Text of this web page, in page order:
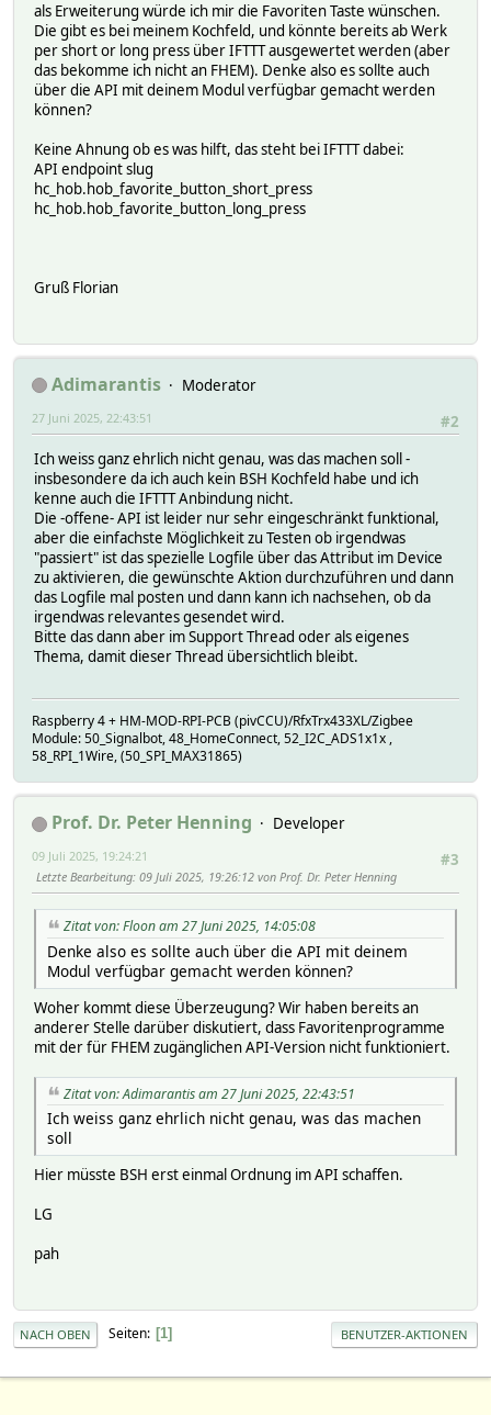
als Erweiterung würde ich mir die Favoriten Taste wünschen.
Die gibt es bei meinem Kochfeld, und könnte bereits ab Werk
per short or long press über IFTTT ausgewertet werden (aber
das bekomme ich nicht an FHEM). Denke also es sollte auch
über die API mit deinem Modul verfügbar gemacht werden
können?
Keine Ahnung ob es was hilft, das steht bei IFTTT dabei:
API endpoint slug
hc_hob.hob_favorite_button_short_press
hc_hob.hob_favorite_button_long_press
Gruß Florian
Adimarantis
Moderator
#2
27 Juni 2025, 22:43:51
Ich weiss ganz ehrlich nicht genau, was das machen soll -
insbesondere da ich auch kein BSH Kochfeld habe und ich
kenne auch die IFTTT Anbindung nicht.
Die -offene- API ist leider nur sehr eingeschränkt funktional,
aber die einfachste Möglichkeit zu Testen ob irgendwas
"passiert" ist das spezielle Logfile über das Attribut im Device
zu aktivieren, die gewünschte Aktion durchzuführen und dann
das Logfile mal posten und dann kann ich nachsehen, ob da
irgendwas relevantes gesendet wird.
Bitte das dann aber im Support Thread oder als eigenes
Thema, damit dieser Thread übersichtlich bleibt.
Raspberry 4 + HM-MOD-RPI-PCB (pivCCU)/RfxTrx433XL/Zigbee
Module: 50_Signalbot, 48_HomeConnect, 52_I2C_ADS1x1x ,
58_RPI_1Wire, (50_SPI_MAX31865)
Prof. Dr. Peter Henning
Developer
#3
09 Juli 2025, 19:24:21
Letzte Bearbeitung: 09 Juli 2025, 19:26:12 von Prof. Dr. Peter Henning
Zitat von: Floon am 27 Juni 2025, 14:05:08
Denke also es sollte auch über die API mit deinem
Modul verfügbar gemacht werden können?
Woher kommt diese Überzeugung? Wir haben bereits an
anderer Stelle darüber diskutiert, dass Favoritenprogramme
mit der für FHEM zugänglichen API-Version nicht funktioniert.
Zitat von: Adimarantis am 27 Juni 2025, 22:43:51
Ich weiss ganz ehrlich nicht genau, was das machen
soll
Hier müsste BSH erst einmal Ordnung im API schaffen.
LG
pah
NACH OBEN Seiten 1 BENUTZER-AKTIONEN